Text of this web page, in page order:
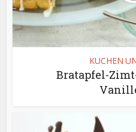
KUCHEN
Bratapfel-